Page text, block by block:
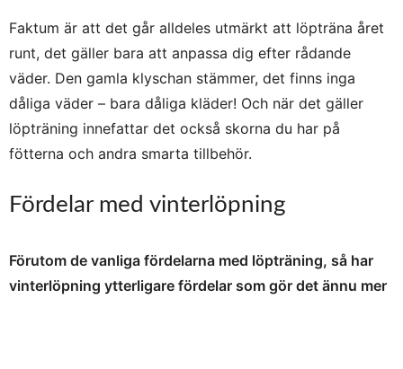
Faktum är att det går alldeles utmärkt att löpträna året
runt, det gäller bara att anpassa dig efter rådande
väder. Den gamla klyschan stämmer, det finns inga
dåliga väder – bara dåliga kläder! Och när det gäller
löpträning innefattar det också skorna du har på
fötterna och andra smarta tillbehör.
Fördelar med vinterlöpning
Förutom de vanliga fördelarna med löpträning, så har
vinterlöpning ytterligare fördelar som gör det ännu mer